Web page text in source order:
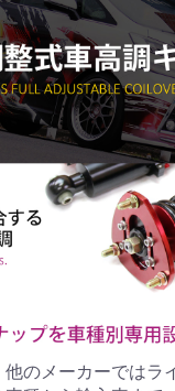
のメーカーではラ